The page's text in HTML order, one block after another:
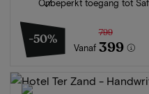
Onbeperkt toegang tot
-50%
Vanaf
799
399